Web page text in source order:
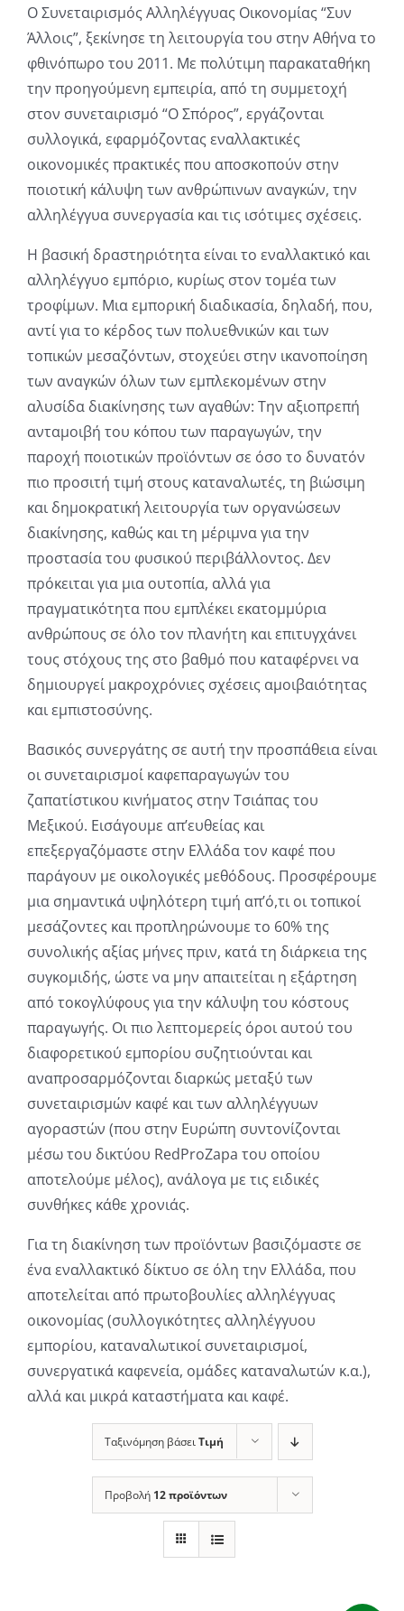
Ο Συνεταιρισμός Αλληλέγγυας Οικονομίας “Συν
Άλλοις”, ξεκίνησε τη λειτουργία του στην Αθήνα το
φθινόπωρο του 2011. Με πολύτιμη παρακαταθήκη
την προηγούμενη εμπειρία, από τη συμμετοχή
στον συνεταιρισμό “Ο Σπόρος”, εργάζονται
συλλογικά, εφαρμόζοντας εναλλακτικές
οικονομικές πρακτικές που αποσκοπούν στην
ποιοτική κάλυψη των ανθρώπινων αναγκών, την
αλληλέγγυα συνεργασία και τις ισότιμες σχέσεις.
Η βασική δραστηριότητα είναι το εναλλακτικό και
αλληλέγγυο εμπόριο, κυρίως στον τομέα των
τροφίμων. Μια εμπορική διαδικασία, δηλαδή, που,
αντί για το κέρδος των πολυεθνικών και των
τοπικών μεσαζόντων, στοχεύει στην ικανοποίηση
των αναγκών όλων των εμπλεκομένων στην
αλυσίδα διακίνησης των αγαθών: Την αξιοπρεπή
ανταμοιβή του κόπου των παραγωγών, την
παροχή ποιοτικών προϊόντων σε όσο το δυνατόν
πιο προσιτή τιμή στους καταναλωτές, τη βιώσιμη
και δημοκρατική λειτουργία των οργανώσεων
διακίνησης, καθώς και τη μέριμνα για την
προστασία του φυσικού περιβάλλοντος. Δεν
πρόκειται για μια ουτοπία, αλλά για
πραγματικότητα που εμπλέκει εκατομμύρια
ανθρώπους σε όλο τον πλανήτη και επιτυγχάνει
τους στόχους της στο βαθμό που καταφέρνει να
δημιουργεί μακροχρόνιες σχέσεις αμοιβαιότητας
και εμπιστοσύνης.
Βασικός συνεργάτης σε αυτή την προσπάθεια είναι
οι συνεταιρισμοί καφεπαραγωγών του
ζαπατίστικου κινήματος στην Τσιάπας του
Μεξικού. Εισάγουμε απ’ευθείας και
επεξεργαζόμαστε στην Ελλάδα τον καφέ που
παράγουν με οικολογικές μεθόδους. Προσφέρουμε
μια σημαντικά υψηλότερη τιμή απ’ό,τι οι τοπικοί
μεσάζοντες και προπληρώνουμε το 60% της
συνολικής αξίας μήνες πριν, κατά τη διάρκεια της
συγκομιδής, ώστε να μην απαιτείται η εξάρτηση
από τοκογλύφους για την κάλυψη του κόστους
παραγωγής. Οι πιο λεπτομερείς όροι αυτού του
διαφορετικού εμπορίου συζητιούνται και
αναπροσαρμόζονται διαρκώς μεταξύ των
συνεταιρισμών καφέ και των αλληλέγγυων
αγοραστών (που στην Ευρώπη συντονίζονται
μέσω του δικτύου RedProZapa του οποίου
αποτελούμε μέλος), ανάλογα με τις ειδικές
συνθήκες κάθε χρονιάς.
Για τη διακίνηση των προϊόντων βασιζόμαστε σε
ένα εναλλακτικό δίκτυο σε όλη την Ελλάδα, που
αποτελείται από πρωτοβουλίες αλληλέγγυας
οικονομίας (συλλογικότητες αλληλέγγυου
εμπορίου, καταναλωτικοί συνεταιρισμοί,
συνεργατικά καφενεία, ομάδες καταναλωτών κ.α.),
αλλά και μικρά καταστήματα και καφέ.
Ταξινόμηση βάσειΤιμή
Προβολή 12 προϊόντων